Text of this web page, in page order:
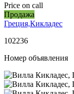
Price on call
Продажа
Греция,Кикладес
102236
Номер объявления